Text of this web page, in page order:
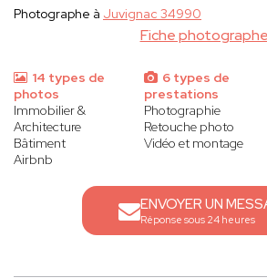
Fiche photographe
Photographe à Juvignac 34990
14 types de
photos
Immobilier &
Architecture
Bâtiment
Airbnb
6 types de
prestations
Photographie
Retouche photo
Vidéo et montage
ENVOYER UN
Réponse sous 24 heures